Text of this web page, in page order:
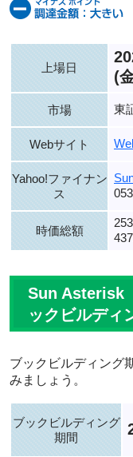
上場日
(
市場 東
Webサイト
Yahoo!ファイナン
ス
053
時価総額
Sun Asterisk
ックビルディ
ブックビルディング
みましょう。
ブックビルディング
期間